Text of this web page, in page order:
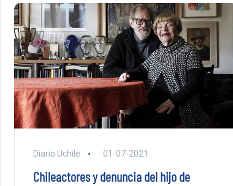
Diario Uchile 01-07-2021
Chileactores y denuncia del hijo de